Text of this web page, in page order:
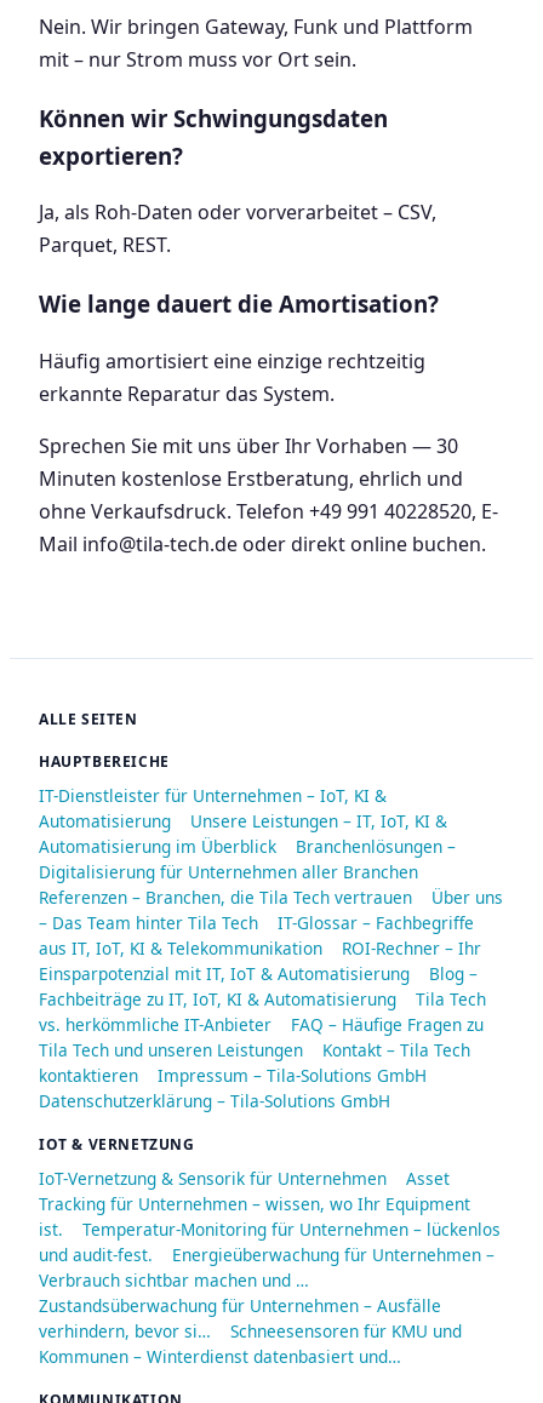
Nein. Wir bringen Gateway, Funk und Plattform
mit – nur Strom muss vor Ort sein.
Können wir Schwingungsdaten
exportieren?
Ja, als Roh-Daten oder vorverarbeitet – CSV,
Parquet, REST.
Wie lange dauert die Amortisation?
Häufig amortisiert eine einzige rechtzeitig
erkannte Reparatur das System.
Sprechen Sie mit uns über Ihr Vorhaben — 30
Minuten kostenlose Erstberatung, ehrlich und
ohne Verkaufsdruck. Telefon +49 991 40228520, E-
Mail info@tila-tech.de oder direkt online buchen.
ALLE SEITEN
HAUPTBEREICHE
IT-Dienstleister für Unternehmen – IoT, KI &
Automatisierung
Unsere Leistungen – IT, IoT, KI &
Automatisierung im Überblick
Branchenlösungen –
Digitalisierung für Unternehmen aller Branchen
Referenzen – Branchen, die Tila Tech vertrauen
Über uns
– Das Team hinter Tila Tech
IT-Glossar – Fachbegriffe
aus IT, IoT, KI & Telekommunikation
ROI-Rechner – Ihr
Einsparpotenzial mit IT, IoT & Automatisierung
Blog –
Fachbeiträge zu IT, IoT, KI & Automatisierung
Tila Tech
vs. herkömmliche IT-Anbieter
FAQ – Häufige Fragen zu
Tila Tech und unseren Leistungen
Kontakt – Tila Tech
kontaktieren
Impressum – Tila-Solutions GmbH
Datenschutzerklärung – Tila-Solutions GmbH
IOT & VERNETZUNG
IoT-Vernetzung & Sensorik für Unternehmen
Asset
Tracking für Unternehmen – wissen, wo Ihr Equipment
ist.
Temperatur-Monitoring für Unternehmen – lückenlos
und audit-fest.
Energieüberwachung für Unternehmen –
Verbrauch sichtbar machen und …
Zustandsüberwachung für Unternehmen – Ausfälle
verhindern, bevor si…
Schneesensoren für KMU und
Kommunen – Winterdienst datenbasiert und…